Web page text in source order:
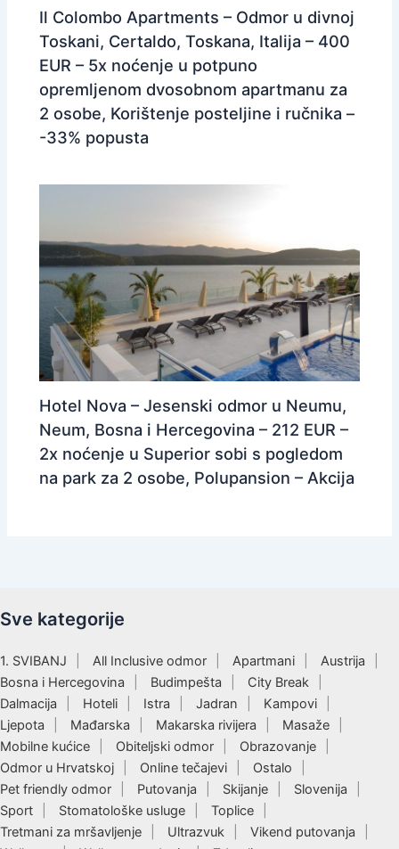
Il Colombo Apartments – Odmor u divnoj
Toskani, Certaldo, Toskana, Italija – 400
EUR – 5x noćenje u potpuno
opremljenom dvosobnom apartmanu za
2 osobe, Korištenje posteljine i ručnika –
-33% popusta
Hotel Nova – Jesenski odmor u Neumu,
Neum, Bosna i Hercegovina – 212 EUR –
2x noćenje u Superior sobi s pogledom
na park za 2 osobe, Polupansion – Akcija
Sve kategorije
1. SVIBANJ All Inclusive odmor Apartmani
Austrija
Bosna i Hercegovina
Budimpešta
City Break
Dalmacija
Hoteli Istra Jadran
Kampovi
Ljepota
Mađarska Makarska rivijera
Masaže
Mobilne kućice
Obiteljski odmor
Obrazovanje
Odmor u Hrvatskoj
Online tečajevi
Ostalo
Pet friendly odmor
Putovanja Skijanje
Slovenija
Sport
Stomatološke usluge
Toplice
Tretmani za mršavljenje
Ultrazvuk
Vikend putovanja